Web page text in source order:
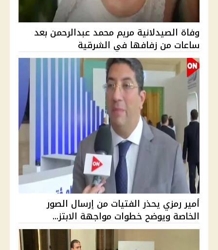
وفاة الصيدلانية مريم محمد عبدالرحمن بعد
ساعات من زفافها في الشرقية
أمير رمزي يحذر الفتيات من إرسال الصور
الخاصة ويوضح خطوات مواجهة الابتز...